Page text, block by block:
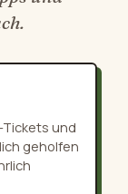
Tickets und
geholfen